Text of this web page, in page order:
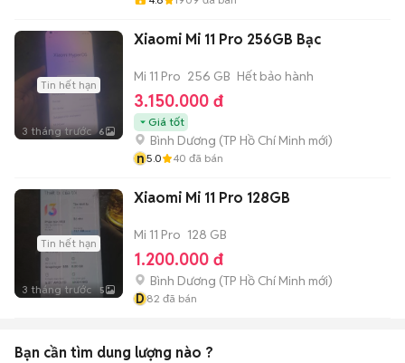
Tin hết hạn
3 tháng trước 6
Xiaomi Mi 11 Pro 256GB Bạc
Mi 11 Pro 256 GB Hết bảo hành
3.150.000 đ
Giá tốt
Bình Dương (TP Hồ Chí Minh mới)
n5.0 40 đã bán
Tin hết hạn
3 tháng trước 5
Xiaomi Mi 11 Pro 128GB
Mi 11 Pro 128 GB
1.200.000 đ
Bình Dương (TP Hồ Chí Minh mới)
D82 đã bán
Bạn cần tìm dung lượng nào ?